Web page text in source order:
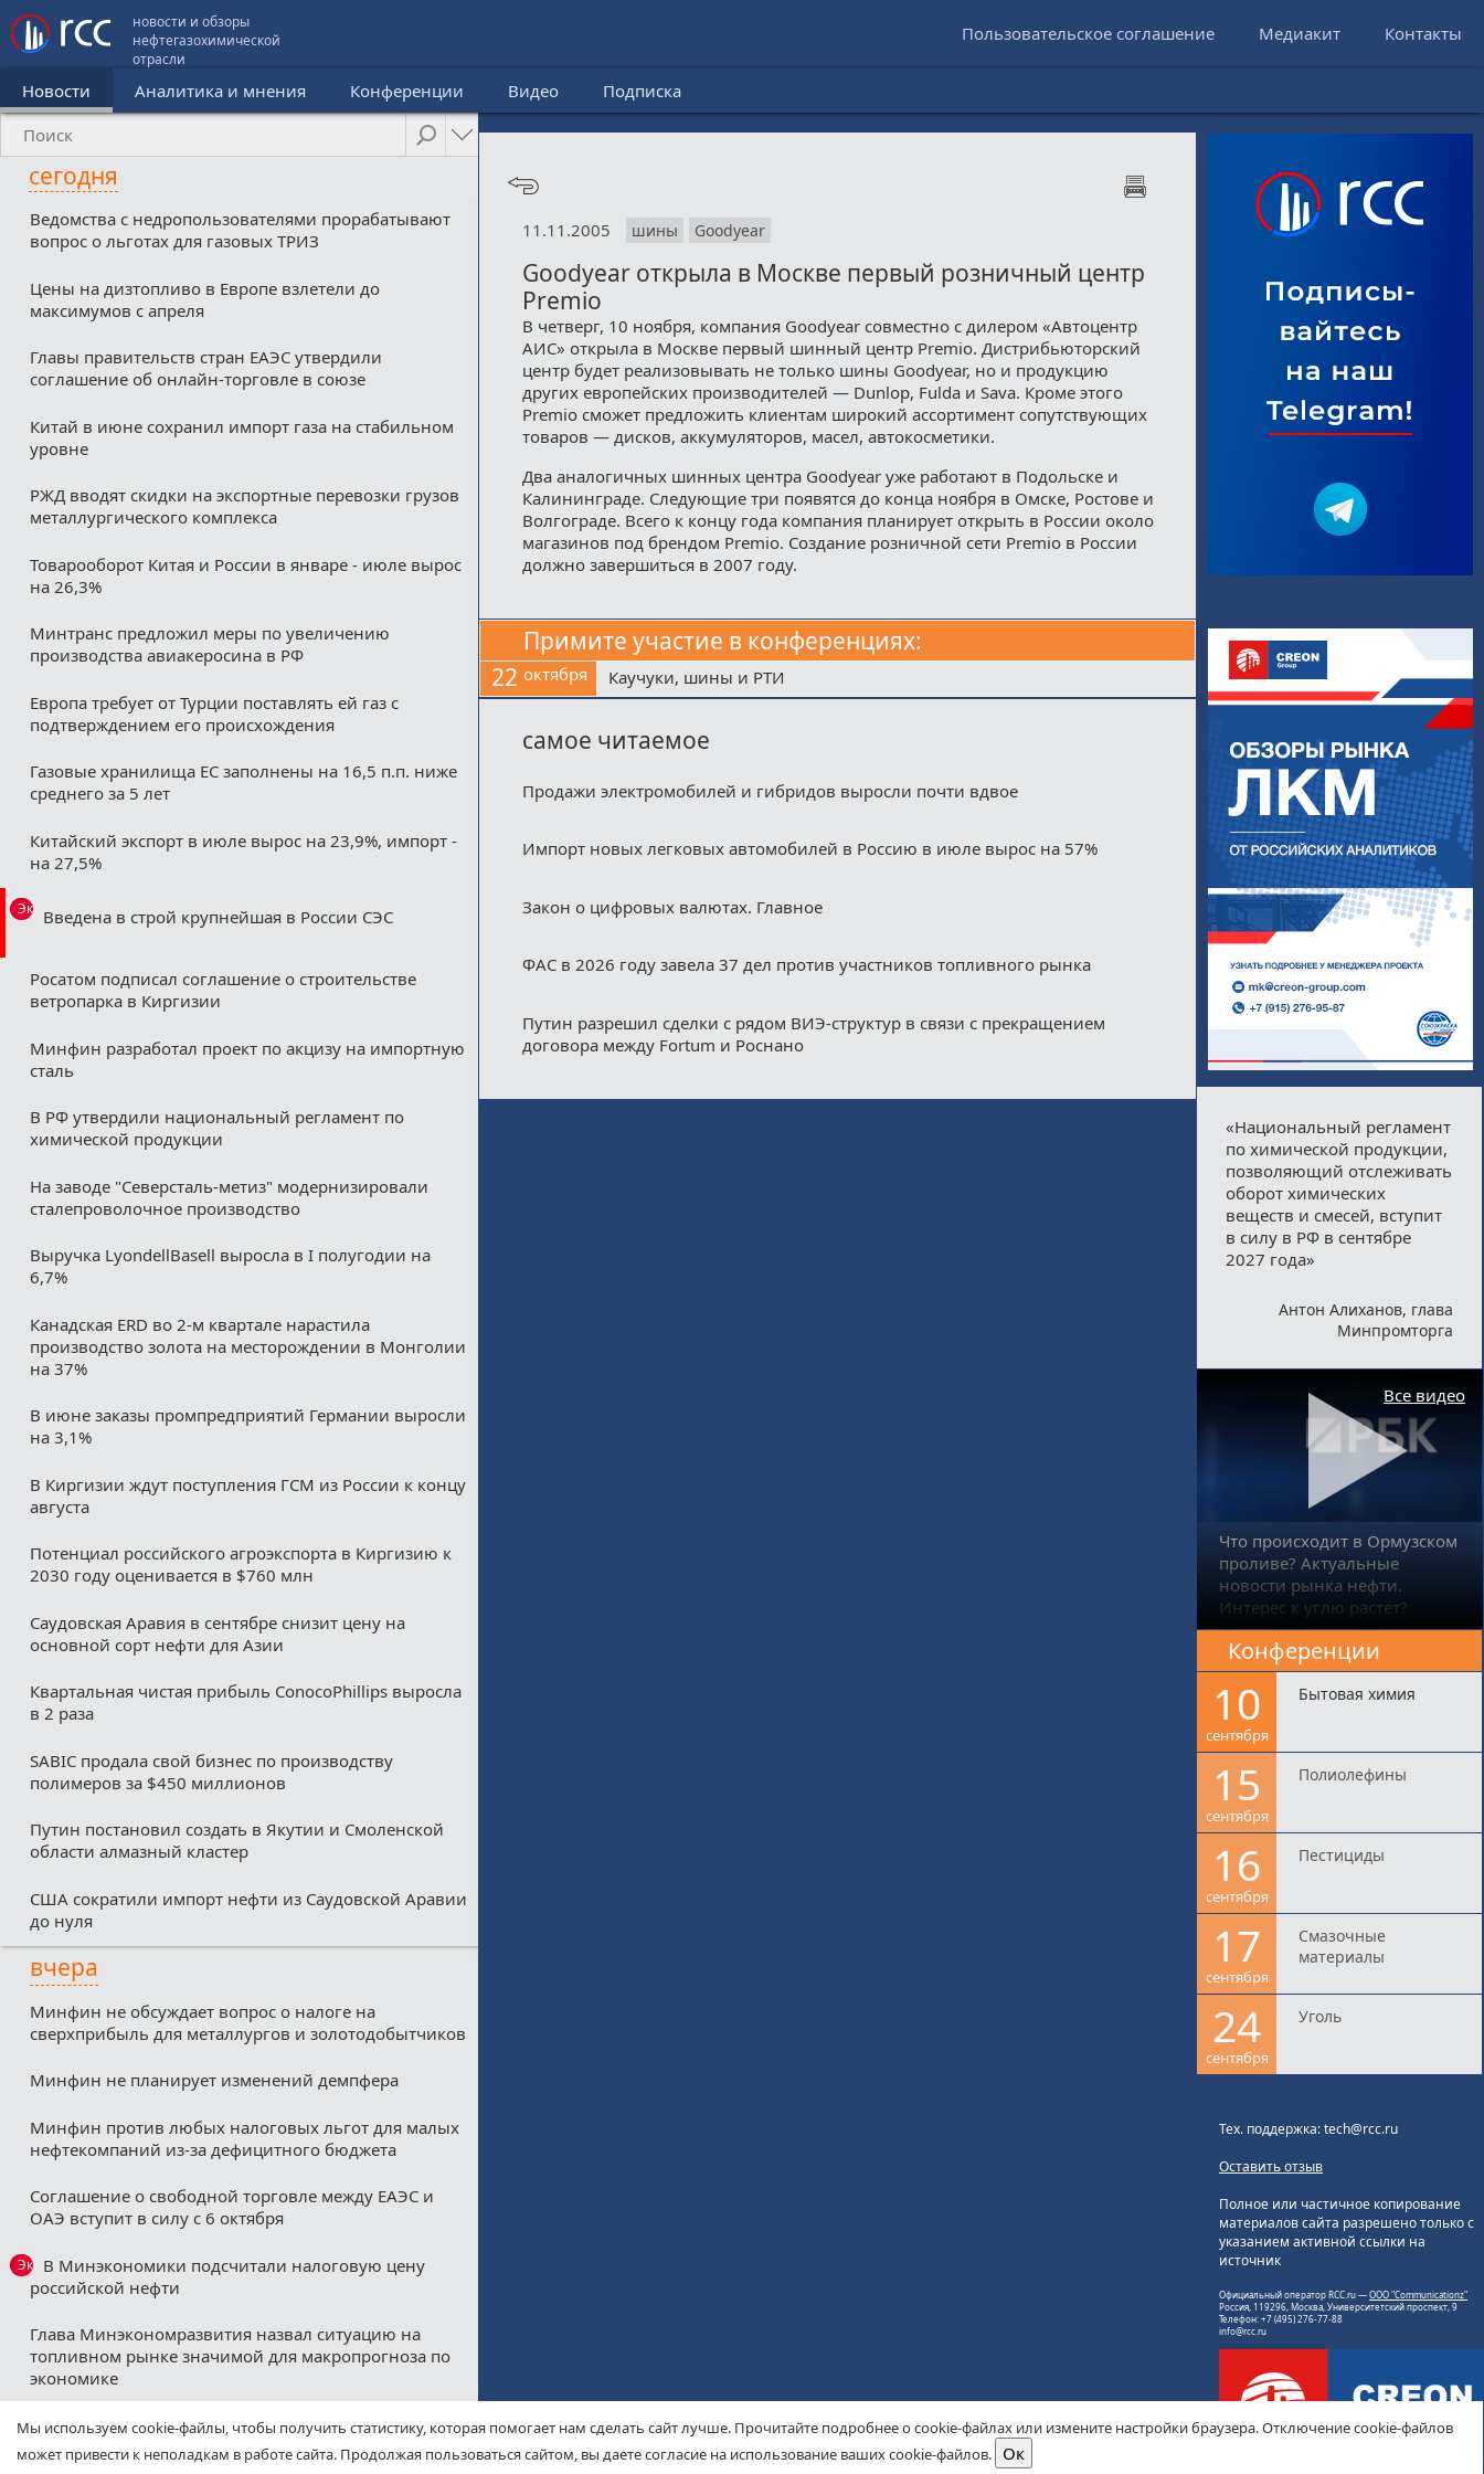
новости и обзоры
нефтегазохимической
отрасли
Пользовательское соглашение Медиакит Контакты
Новости Аналитика и мнения Конференции Видео Подписка
сегодня
Ведомства с недропользователями прорабатывают
вопрос о льготах для газовых ТРИЗ
Цены на дизтопливо в Европе взлетели до
максимумов с апреля
Главы правительств стран ЕАЭС утвердили
соглашение об онлайн-торговле в союзе
Китай в июне сохранил импорт газа на стабильном
уровне
РЖД вводят скидки на экспортные перевозки грузов
металлургического комплекса
Товарооборот Китая и России в январе - июле вырос
на 26,3%
Минтранс предложил меры по увеличению
производства авиакеросина в РФ
Европа требует от Турции поставлять ей газ с
подтверждением его происхождения
Газовые хранилища ЕС заполнены на 16,5 п.п. ниже
среднего за 5 лет
Китайский экспорт в июле вырос на 23,9%, импорт -
на 27,5%
Эксклюзив
Введена в строй крупнейшая в России СЭС
Росатом подписал соглашение о строительстве
ветропарка в Киргизии
Минфин разработал проект по акцизу на импортную
сталь
В РФ утвердили национальный регламент по
химической продукции
На заводе "Северсталь-метиз" модернизировали
сталепроволочное производство
Выручка LyondellBasell выросла в I полугодии на
6,7%
Канадская ERD во 2-м квартале нарастила
производство золота на месторождении в Монголии
на 37%
В июне заказы промпредприятий Германии выросли
на 3,1%
В Киргизии ждут поступления ГСМ из России к концу
августа
Потенциал российского агроэкспорта в Киргизию к
2030 году оценивается в $760 млн
Саудовская Аравия в сентябре снизит цену на
основной сорт нефти для Азии
Квартальная чистая прибыль ConocoPhillips выросла
в 2 раза
SABIC продала свой бизнес по производству
полимеров за $450 миллионов
Путин постановил создать в Якутии и Смоленской
области алмазный кластер
США сократили импорт нефти из Саудовской Аравии
до нуля
вчера
Минфин не обсуждает вопрос о налоге на
сверхприбыль для металлургов и золотодобытчиков
Минфин не планирует изменений демпфера
Минфин против любых налоговых льгот для малых
нефтекомпаний из-за дефицитного бюджета
Соглашение о свободной торговле между ЕАЭС и
ОАЭ вступит в силу с 6 октября
Эксклюзив
В Минэкономики подсчитали налоговую цену
российской нефти
Глава Минэкономразвития назвал ситуацию на
топливном рынке значимой для макропрогноза по
экономике
Севморпуть изменит мировую логистику и
экономику
11.11.2005 шины Goodyear
Goodyear открыла в Москве первый розничный центр
Premio
В четверг, 10 ноября, компания Goodyear совместно с дилером «Автоцентр
АИС» открыла в Москве первый шинный центр Premio. Дистрибьюторский
центр будет реализовывать не только шины Goodyear, но и продукцию
других европейских производителей — Dunlop, Fulda и Sava. Кроме этого
Premio сможет предложить клиентам широкий ассортимент сопутствующих
товаров — дисков, аккумуляторов, масел, автокосметики.
Два аналогичных шинных центра Goodyear уже работают в Подольске и
Калининграде. Следующие три появятся до конца ноября в Омске, Ростове и
Волгограде. Всего к концу года компания планирует открыть в России около
магазинов под брендом Premio. Создание розничной сети Premio в России
должно завершиться в 2007 году.
Примите участие в конференциях:
22 октября Каучуки, шины и РТИ
самое читаемое
Продажи электромобилей и гибридов выросли почти вдвое
Импорт новых легковых автомобилей в Россию в июле вырос на 57%
Закон о цифровых валютах. Главное
ФАС в 2026 году завела 37 дел против участников топливного рынка
Путин разрешил сделки с рядом ВИЭ-структур в связи с прекращением
договора между Fortum и Роснано
«Национальный регламент
по химической продукции,
позволяющий отслеживать
оборот химических
веществ и смесей, вступит
в силу в РФ в сентябре
2027 года»
Антон Алиханов, глава
Минпромторга
Что происходит в Ормузском
проливе? Актуальные
новости рынка нефти.
Интерес к углю растёт?
Все видео
Конференции
10
сентября
Бытовая химия
15
сентября
Полиолефины
16
сентября
Пестициды
17
сентября
Смазочные
материалы
24
сентября
Уголь
Тех. поддержка: tech@rcc.ru
Оставить отзыв
Полное или частичное копирование
материалов сайта разрешено только с
указанием активной ссылки на
источник
Официальный оператор RCC.ru —ООО "Communicationz"
Россия, 119296, Москва, Университетский проспект, 9
Телефон: +7 (495) 276-77-88
info@rcc.ru
Мы используем cookie-файлы, чтобы получить статистику, которая помогает нам сделать сайт лучше. Прочитайте подробнее о cookie-файлах или измените настройки браузера. Отключение cookie-файлов
может привести к неполадкам в работе сайта. Продолжая пользоваться сайтом, вы даете согласие на использование ваших cookie-файлов.